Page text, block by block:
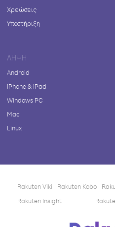
Χρεώσεις
Υποστήριξη
ΛΉΨΗ
Android
iPhone & iPad
Windows PC
Mac
Linux
Rakuten Viki Rakuten Kobo
Rakuten Insight